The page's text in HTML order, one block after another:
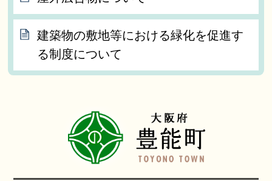
建築物の敷地等における緑化を促進す
る制度について